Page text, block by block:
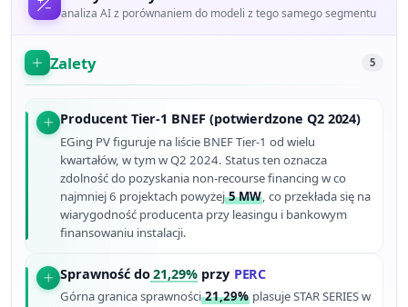
analiza AI z porównaniem do modeli z tego samego segmentu
Zalety 5
Producent Tier-1 BNEF (potwierdzone Q2 2024)
EGing PV figuruje na liście BNEF Tier-1 od wielu
kwartałów, w tym w Q2 2024. Status ten oznacza
zdolność do pozyskania non-recourse financing w co
najmniej 6 projektach powyżej5 MW, co przekłada się na
wiarygodność producenta przy leasingu i bankowym
finansowaniu instalacji.
Sprawność do21,29% przy PERC
Górna granica sprawności21,29% plasuje STAR SERIES w